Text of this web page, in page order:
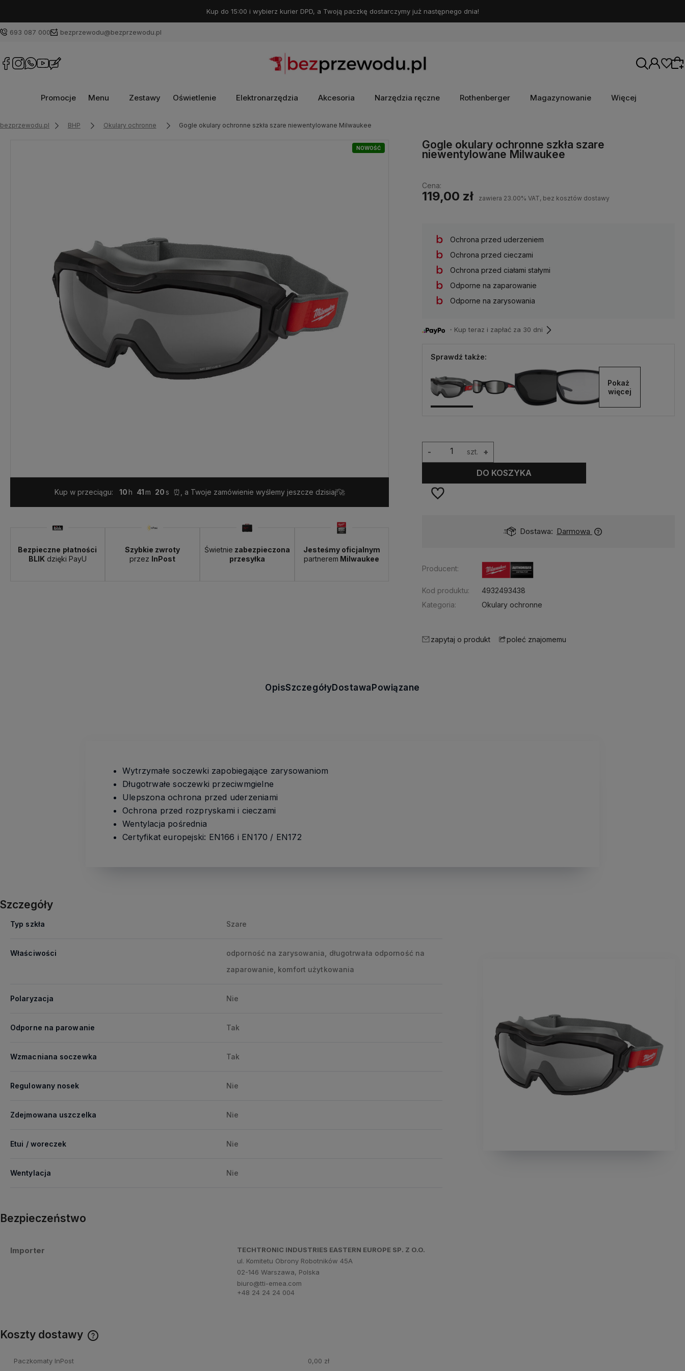
Kup do 15:00 i wybierz kurier DPD, a Twoją paczkę dostarczymy już następnego dnia!
693 087 000 bezprzewodu@bezprzewodu.pl
Wybierz coś dla siebie z naszej aktualnej
oferty lub zaloguj się, aby przywrócić dodane
Promocje Menu Zestawy Oświetlenie Elektronarzędzia Akcesoria Narzędzia ręczne Rothenberger Magazynowanie Więcej
bezprzewodu.pl BHP Okulary ochronne Gogle okulary ochronne szkła szare niewentylowane Milwaukee
NOWOŚĆ
Kup w przeciągu: 10 41 19 ⏰, a Twoje zamówienie wyślemy jeszcze dzisiaj!🚀
Bezpieczne płatności
BLIKdzięki PayU
Szybkie zwroty
przez InPost
Świetnie zabezpieczona
przesyłka
Jesteśmy oficjalnym
partnerem Milwaukee
Gogle okulary ochronne szkła szare
niewentylowane Milwaukee
Cena:
119,00 zł zawiera 23.00% VAT, bez kosztów dostawy
Ochrona przed uderzeniem
Ochrona przed cieczami
Ochrona przed ciałami stałymi
Odporne na zaparowanie
Odporne na zarysowania
・Kup teraz i zapłać za 30 dni
Sprawdź także:
Pokaż
więcej
szt. +
-
DO KOSZYKA
Dostępność: 24 godziny Dostawa: Darmowa
Producent:
Kod produktu:
4932493438
Kategoria:
Okulary ochronne
zapytaj o produkt poleć znajomemu
OpisSzczegółyDostawaPowiązane
Wytrzymałe soczewki zapobiegające zarysowaniom
Długotrwałe soczewki przeciwmgielne
Ulepszona ochrona przed uderzeniami
Ochrona przed rozpryskami i cieczami
Wentylacja pośrednia
Certyfikat europejski: EN166 i EN170 / EN172
Szczegóły
Typ szkła Szare
Właściwości
odporność na zarysowania, długotrwała odporność na
zaparowanie, komfort użytkowania
Polaryzacja Nie
Odporne na parowanie Tak
Wzmacniana soczewka Tak
Regulowany nosek Nie
Zdejmowana uszczelka Nie
Etui / woreczek Nie
Wentylacja Nie
Bezpieczeństwo
Importer
TECHTRONIC INDUSTRIES EASTERN EUROPE SP. Z O.O.
ul. Komitetu Obrony Robotników 45A
02-146 Warszawa, Polska
biuro@tti-emea.com
+48 24 24 24 004
Koszty dostawy
Paczkomaty InPost 0,00 zł